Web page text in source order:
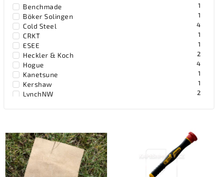
Benchmade 1
Böker Solingen 1
Cold Steel 4
CRKT 1
ESEE 1
Heckler & Koch 2
Hogue 4
Kanetsune 1
Kershaw 1
LynchNW 2
Victorinox